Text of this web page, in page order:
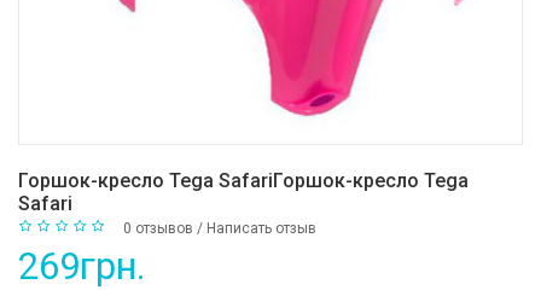
Горшок-кресло Tega SafariГоршок-кресло Tega
Safari
0 отзывов / Написать отзыв
269грн.